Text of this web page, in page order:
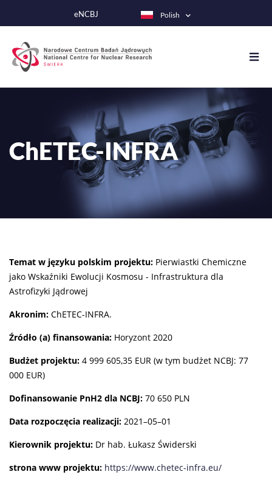
do
eNCBJ Polish
ChETEC-INFRA
Temat w języku pol­skim pro­jektu: Pierwiastki Chemiczne
jako Wskaźniki Ewolucji Kosmosu - Infrastruktura dla
Astrofizyki Jądrowej
Akro­nim: ChETEC-INFRA.
Źró­dło (a) finan­so­wa­nia: Horyzont 2020
Budżet pro­jektu: 4 999 605,35 EUR (w tym budżet NCBJ: 77
000 EUR)
Dofinansowanie PnH2 dla NCBJ: 70 650 PLN
Data roz­po­czę­cia reali­za­cji: 2021–05–01
Kie­row­nik pro­jektu: Dr hab. Łukasz Świderski
strona www pro­jektu: https://www.chetec-infra.eu/